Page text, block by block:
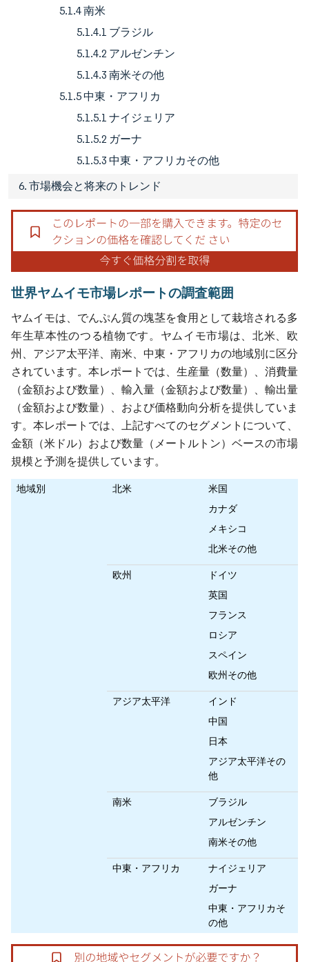
5.1.4 南米
5.1.4.1 ブラジル
5.1.4.2 アルゼンチン
5.1.4.3 南米その他
5.1.5 中東・アフリカ
5.1.5.1 ナイジェリア
5.1.5.2 ガーナ
5.1.5.3 中東・アフリカその他
6. 市場機会と将来のトレンド
世界ヤムイモ市場レポートの調査範囲
ヤムイモは、でんぷん質の塊茎を食用として栽培される多
年生草本性のつる植物です。ヤムイモ市場は、北米、欧
州、アジア太平洋、南米、中東・アフリカの地域別に区分
されています。本レポートでは、生産量（数量）、消費量
（金額および数量）、輸入量（金額および数量）、輸出量
（金額および数量）、および価格動向分析を提供していま
す。本レポートでは、上記すべてのセグメントについて、
金額（米ドル）および数量（メートルトン）ベースの市場
規模と予測を提供しています。
地域別 北米
米国
カナダ
メキシコ
北米その他
欧州
ドイツ
英国
フランス
ロシア
スペイン
欧州その他
アジア太平洋
インド
中国
日本
アジア太平洋その
他
南米
ブラジル
アルゼンチン
南米その他
中東・アフリカ
ナイジェリア
ガーナ
中東・アフリカそ
の他